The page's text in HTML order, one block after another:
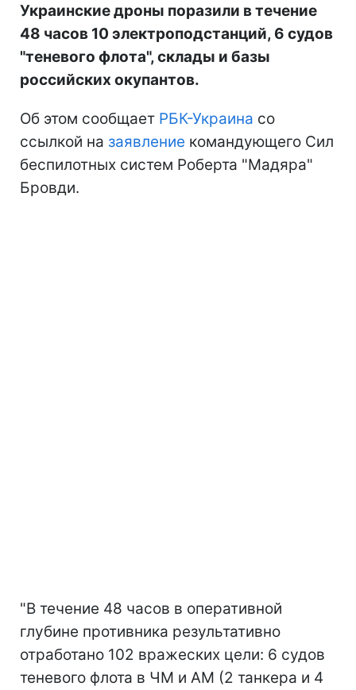
Украинские дроны поразили в течение
48 часов 10 электроподстанций, 6 судов
"теневого флота", склады и базы
российских окупантов.
Об этом сообщает РБК-Украина со
ссылкой на заявление командующего Сил
беспилотных систем Роберта "Мадяра"
Бровди.
"В течение 48 часов в оперативной
глубине противника результативно
отработано 102 вражеских цели: 6 судов
теневого флота в ЧМ и АМ (2 танкера и 4